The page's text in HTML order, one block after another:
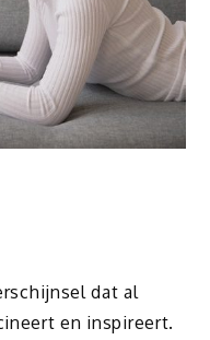
dat al
en inspireert.